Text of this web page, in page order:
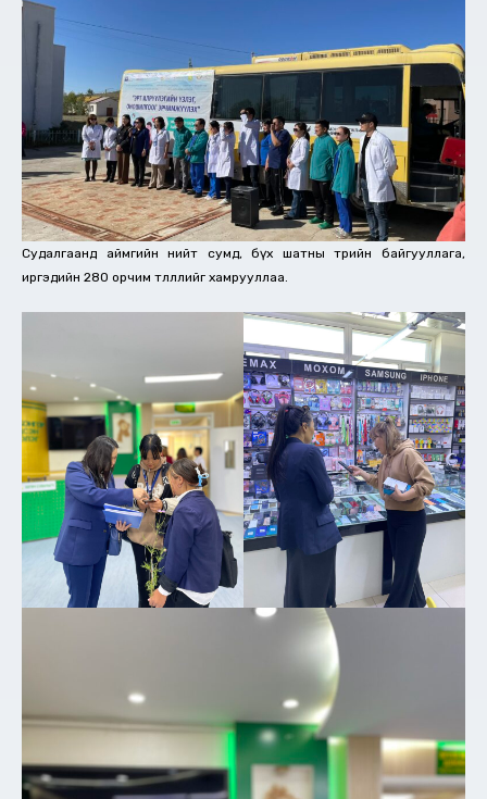
Судалгаанд аймгийн нийт сумд, бүх шатны төрийн байгууллага,
иргэдийн 280 орчим төлөөллийг хамрууллаа.